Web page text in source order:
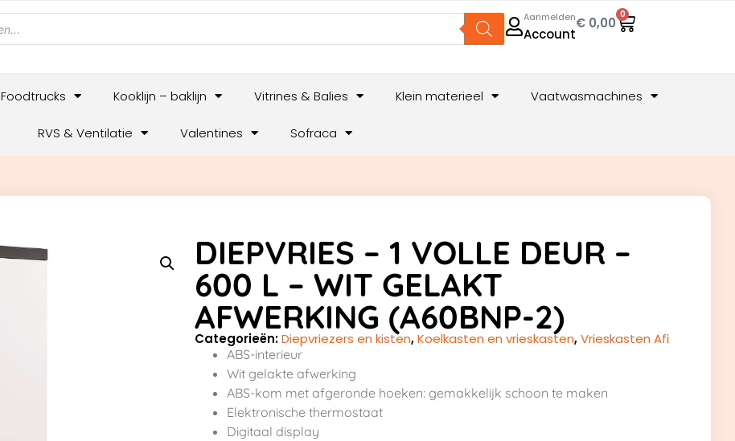
Aanmelden
Account
€ 0,00
0
Foodtrucks Kooklijn – baklijn Vitrines & Balies Klein materieel Vaatwasmachines
RVS & Ventilatie Valentines Sofraca
DIEPVRIES – 1 VOLLE DEUR –
600 L – WIT GELAKT
AFWERKING (A60BNP-2)
Categorieën:Diepvriezers en kisten,Koelkasten en vrieskasten,Vrieskasten Afi
ABS-interieur
Wit gelakte afwerking
ABS-kom met afgeronde hoeken: gemakkelijk schoon te maken
Elektronische thermostaat
Digitaal display